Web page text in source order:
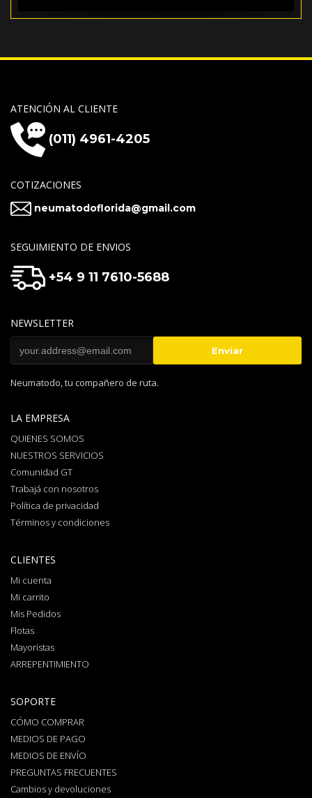
ATENCIÓN AL CLIENTE
(011) 4961-4205
COTIZACIONES
neumatodoflorida@gmail.com
SEGUIMIENTO DE ENVIOS
+54 9 11 7610-5688
NEWSLETTER
Neumatodo, tu compañero de ruta.
LA EMPRESA
QUIENES SOMOS
NUESTROS SERVICIOS
Comunidad GT
Trabajá con nosotros
Política de privacidad
Términos y condiciones
CLIENTES
Mi cuenta
Mi carrito
Mis Pedidos
Flotas
Mayoristas
ARREPENTIMIENTO
SOPORTE
CÓMO COMPRAR
MEDIOS DE PAGO
MEDIOS DE ENVÍO
PREGUNTAS FRECUENTES
Cambios y devoluciones